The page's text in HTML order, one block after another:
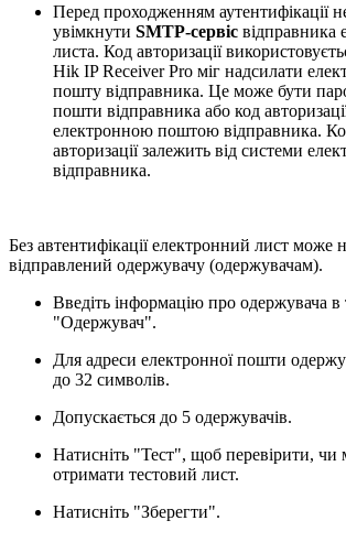
Перед проходженням аутентифікації
увімкнути SMTP-сервіс відправника
листа. Код авторизації
Hik IP Receiver Pro міг надсилати
пошту відправника. Це може бути
пошти відправника або код
електронною поштою відправника.
авторизації залежить від системи
відправника.
Без автентифікації електронний лист може
відправлений одержувачу (одержувачам).
Введіть інформацію про одержувача
"Одержувач".
Для адреси електронної пошти
до 32 символів.
Допускається до 5 одержувачів.
Натисніть "Тест", щоб перевірити, чи
отримати тестовий лист.
Натисніть "Зберегти".